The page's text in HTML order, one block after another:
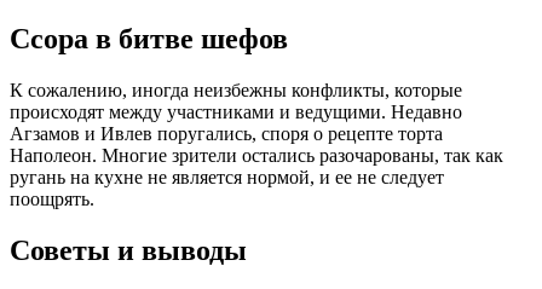
Ссора в битве шефов
К сожалению, иногда неизбежны конфликты, которые
происходят между участниками и ведущими. Недавно
Агзамов и Ивлев поругались, споря о рецепте торта
Наполеон. Многие зрители остались разочарованы, так как
ругань на кухне не является нормой, и ее не следует
поощрять.
Советы и выводы